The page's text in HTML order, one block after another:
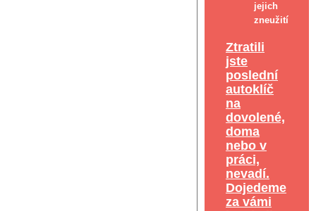
jejich
zneužití
Ztratili
jste
poslední
autoklíč
na
dovolené,
doma
nebo v
práci,
nevadí.
Dojedeme
za vámi